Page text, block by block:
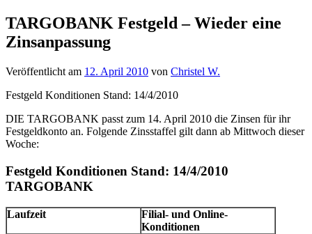
TARGOBANK Festgeld – Wieder eine
Zinsanpassung
Veröffentlicht am 12. April 2010 von Christel W.
Festgeld Konditionen Stand: 14/4/2010
DIE TARGOBANK passt zum 14. April 2010 die Zinsen für ihr
Festgeldkonto an. Folgende Zinsstaffel gilt dann ab Mittwoch dieser
Woche:
Festgeld Konditionen Stand: 14/4/2010
TARGOBANK
Laufzeit
Filial- und Online-
Konditionen